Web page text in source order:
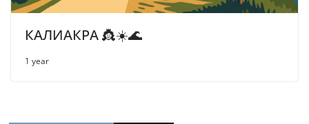
КАЛИАКРА 👸☀️🌊
1 year